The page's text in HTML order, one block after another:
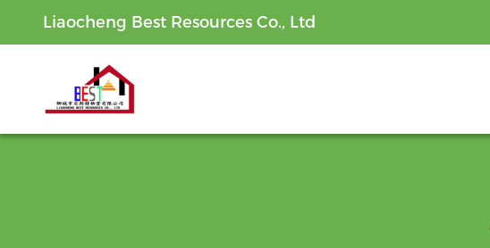
Liaocheng Best Resources Co., Ltd